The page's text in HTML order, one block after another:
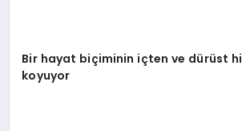
Bir hayat biçiminin içten ve dürüst
koyuyor